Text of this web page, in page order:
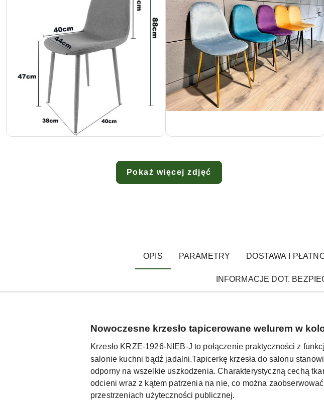
Pokaż więcej zdjęć
OPIS PARAMETRY DOSTAWA I
INFORMACJE DOT.
Nowoczesne krzesło tapicerowane welurem w
Krzesło KRZE-1926-NIEB-J to połączenie praktyczności z
salonie kuchni bądź jadalni.Tapicerkę krzesła do salonu
odporny na wszelkie uszkodzenia. Charakterystyczną cechą
odcieni wraz z kątem patrzenia na nie, co można
przestrzeniach użyteczności publicznej.